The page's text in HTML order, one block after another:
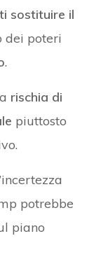
sostituire il
dei poteri
.
rischia di
piuttosto
potrebbe
piano